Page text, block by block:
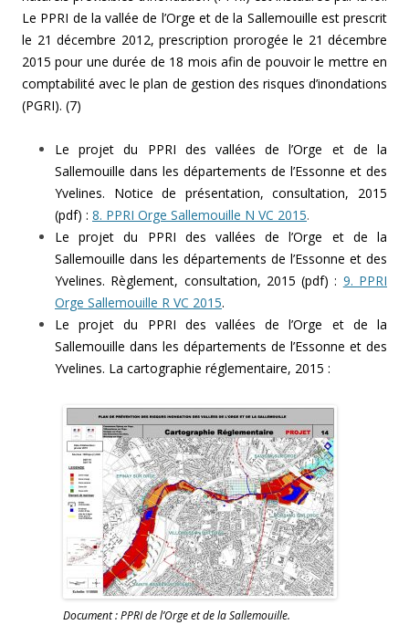
Le PPRI de la vallée de l’Orge et de la Sallemouille est prescrit
le 21 décembre 2012, prescription prorogée le 21 décembre
2015 pour une durée de 18 mois afin de pouvoir le mettre en
comptabilité avec le plan de gestion des risques d’inondations
(PGRI). (7)
Le projet du PPRI des vallées de l’Orge et de la
Sallemouille dans les départements de l’Essonne et des
Yvelines. Notice de présentation, consultation, 2015
(pdf) : 8. PPRI Orge Sallemouille N VC 2015.
Le projet du PPRI des vallées de l’Orge et de la
Sallemouille dans les départements de l’Essonne et des
Yvelines. Règlement, consultation, 2015 (pdf) : 9. PPRI
Orge Sallemouille R VC 2015.
Le projet du PPRI des vallées de l’Orge et de la
Sallemouille dans les départements de l’Essonne et des
Yvelines. La cartographie réglementaire, 2015 :
Document : PPRI de l’Orge et de la Sallemouille.